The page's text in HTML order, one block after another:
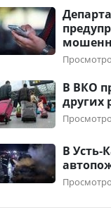
В ВКО
других
В Усть-